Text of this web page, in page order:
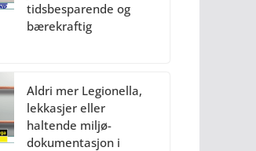
tidsbesparende og
bærekraftig
Aldri mer Legionella,
lekkasjer eller
haltende miljø-
dokumentasjon i